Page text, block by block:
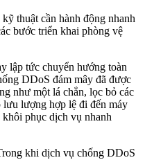
thuật cần hành động nhanh
bước triển khai phòng vệ
lập tức chuyển hướng toàn
DDoS đám mây đã được
như một lá chắn, lọc bỏ các
lượng hợp lệ đi đến máy
phục dịch vụ nhanh
khi dịch vụ chống DDoS